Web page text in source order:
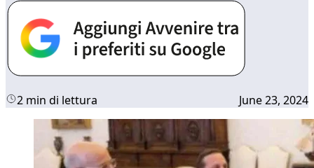
2 min di lettura June 23, 2024